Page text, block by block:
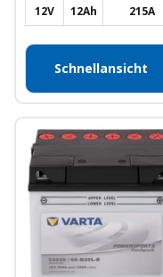
12V 12Ah 215A
Schnellansicht